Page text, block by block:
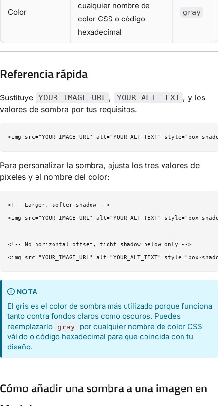
Color
cualquier nombre de
color CSS o código
hexadecimal
gray
Referencia rápida
Sustituye YOUR_IMAGE_URL , YOUR_ALT_TEXT , y los
valores de sombra por tus requisitos.
Para personalizar la sombra, ajusta los tres valores de
píxeles y el nombre del color:
<!-- Larger, softer shadow -->
<img src="YOUR_IMAGE_URL" alt="YOUR_ALT_TEXT" style="box-
<!-- No horizontal offset, tight shadow below only -->
NOTA
El gris es el color de sombra más utilizado porque funciona
tanto contra fondos claros como oscuros. Puedes
reemplazarlo
gray
por cualquier nombre de color CSS
válido o código hexadecimal para que coincida con tu
diseño.
Cómo añadir una sombra a una imagen en